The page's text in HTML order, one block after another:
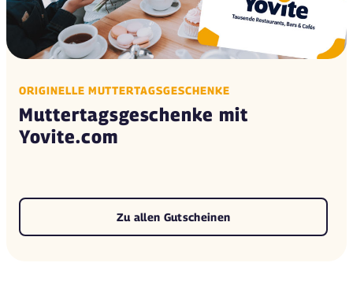
ORIGINELLE MUTTERTAGSGESCHENKE
Muttertagsgeschenke mit
Yovite.com
Zu allen Gutscheinen